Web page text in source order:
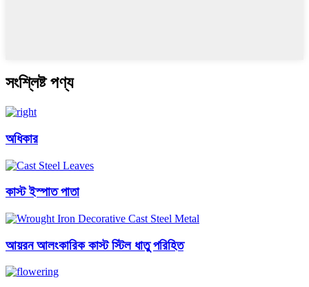
সংশ্লিষ্ট পণ্য
অধিকার
কাস্ট ইস্পাত পাতা
আয়রন আলংকারিক কাস্ট স্টিল ধাতু পরিহিত